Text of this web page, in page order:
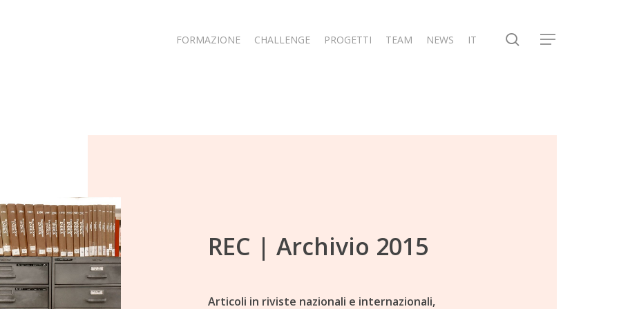
FORMAZIONE CHALLENGE PROGETTI TEAM NEWS IT search
Menu
REC | Archivio 2015
Articoli in riviste nazionali e internazionali,